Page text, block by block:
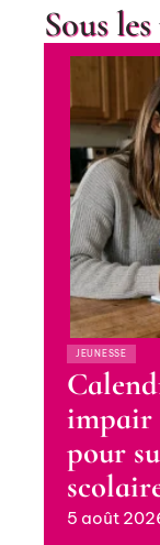
Sous
JEUNESSE
impair
pour
5 août